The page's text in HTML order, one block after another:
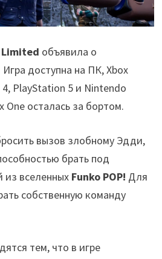
Limited объявила о
Игра доступна на ПК, Xbox
PlayStation 5 и Nintendo
One осталась за бортом.
вызов злобному Эдди,
брать под
из вселенных Funko POP! Для
собственную команду
тем, что в игре